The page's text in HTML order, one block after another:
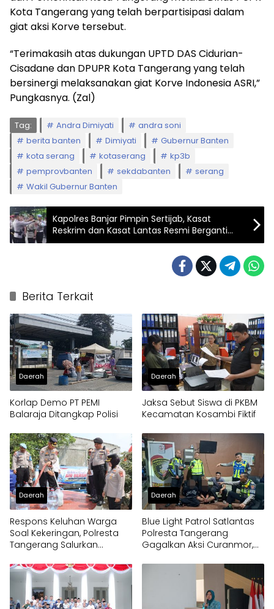
Kota Tangerang yang telah berpartisipasi dalam
giat aksi Korve tersebut.
“Terimakasih atas dukungan UPTD DAS Cidurian-
Cisadane dan DPUPR Kota Tangerang yang telah
bersinergi melaksanakan giat Korve Indonesia ASRI,”
Pungkasnya. (Zal)
Tag: Andra Dimiyati
andra soni
berita banten
Dimiyati
Gubernur Banten
kota serang
kotaserang
kp3b
pemprovbanten
sekdabanten
serang
Wakil Gubernur Banten
Kapolres Banjar Pimpin Sertijab, Kasat
Reskrim dan Kasat Lantas Resmi Berganti
Kepemimpinan
Berita Terkait
Daerah
Korlap Demo PT PEMI
Balaraja Ditangkap Polisi
Daerah
Jaksa Sebut Siswa di PKBM
Kecamatan Kosambi Fiktif
Daerah
Respons Keluhan Warga
Soal Kekeringan, Polresta
Tangerang Salurkan
Panongan
Daerah
Blue Light Patrol Satlantas
Polresta Tangerang
Gagalkan Aksi Curanmor,